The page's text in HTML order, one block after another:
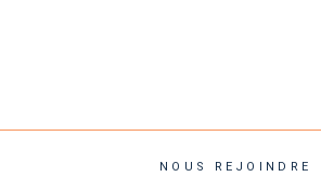
NOUS REJOINDRE